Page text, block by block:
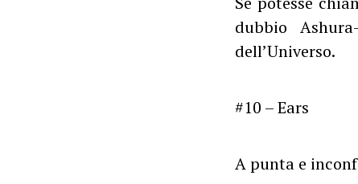
dubbio
dell’Universo.
#10 – Ears
A punta e